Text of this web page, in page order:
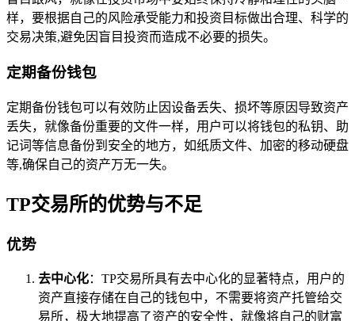
样，要根据自己的风险承受能力和投资目标做出合理、科学的
交易决策,避免因盲目投资而造成不必要的损失。
定期备份钱包
定期备份钱包可以有效防止因设备丢失、损坏等原因导致资产
丢失，就像备份重要的文件一样，用户可以将钱包的私钥、助
记词等信息备份到安全的地方，如纸质文件、加密的移动硬盘
等,确保自己的资产万无一失。
TP交易所的优势与不足
优势
去中心化：TP交易所具有去中心化的显著特点，用户的
资产直接存储在自己的钱包中，不需要将资产托管给交
易所，极大地提高了资产的安全性，就像将自己的财富